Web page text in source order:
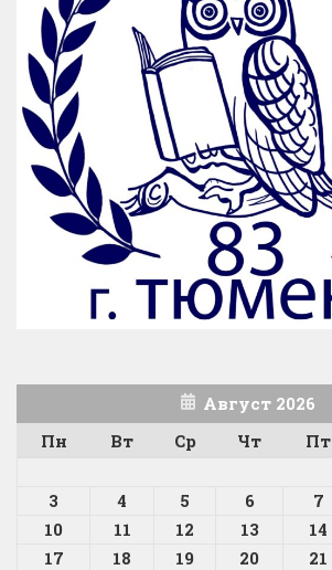
Август 2026
Пн
Вт Ср Чт Пт
3
4 5 6 7
10
11 12 13 14
17
18 19 20 21